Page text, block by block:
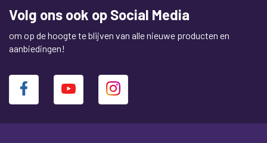
Volg ons ook op Social Media
om op de hoogte te blijven van alle nieuwe producten en
aanbiedingen!